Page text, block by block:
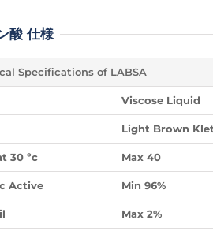
酸 仕様
Specifications of LABSA
Viscose Liquid
Light Brown
30 ºc Max 40
Active Min 96%
Max 2%